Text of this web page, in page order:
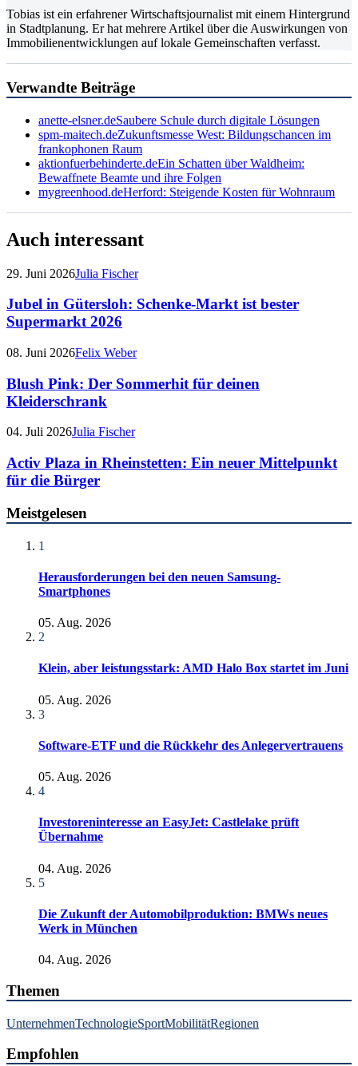
Tobias ist ein erfahrener Wirtschaftsjournalist mit einem Hintergrund
in Stadtplanung. Er hat mehrere Artikel über die Auswirkungen von
Immobilienentwicklungen auf lokale Gemeinschaften verfasst.
Verwandte Beiträge
anette-elsner.deSaubere Schule durch digitale Lösungen
spm-maitech.deZukunftsmesse West: Bildungschancen im
frankophonen Raum
aktionfuerbehinderte.deEin Schatten über Waldheim:
Bewaffnete Beamte und ihre Folgen
mygreenhood.deHerford: Steigende Kosten für Wohnraum
Auch interessant
29. Juni 2026Julia Fischer
Jubel in Gütersloh: Schenke-Markt ist bester
Supermarkt 2026
08. Juni 2026Felix Weber
Blush Pink: Der Sommerhit für deinen
Kleiderschrank
04. Juli 2026Julia Fischer
Activ Plaza in Rheinstetten: Ein neuer Mittelpunkt
für die Bürger
Meistgelesen
1
Herausforderungen bei den neuen Samsung-
Smartphones
05. Aug. 2026
2
Klein, aber leistungsstark: AMD Halo Box startet im Juni
05. Aug. 2026
3
Software-ETF und die Rückkehr des Anlegervertrauens
05. Aug. 2026
4
Investoreninteresse an EasyJet: Castlelake prüft
Übernahme
04. Aug. 2026
5
Die Zukunft der Automobilproduktion: BMWs neues
Werk in München
04. Aug. 2026
Themen
UnternehmenTechnologieSportMobilitätRegionen
Empfohlen